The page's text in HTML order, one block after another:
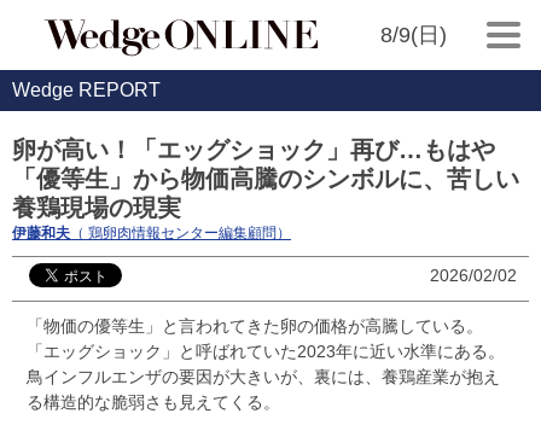
8/9(日)
Wedge REPORT
卵が高い！「エッグショック」再び…もはや
「優等生」から物価高騰のシンボルに、苦しい
養鶏現場の現実
伊藤和夫 （ 鶏卵肉情報センター編集顧問）
2026/02/02
「物価の優等生」と言われてきた卵の価格が高騰している。
「エッグショック」と呼ばれていた2023年に近い水準にある。
鳥インフルエンザの要因が大きいが、裏には、養鶏産業が抱え
る構造的な脆弱さも見えてくる。